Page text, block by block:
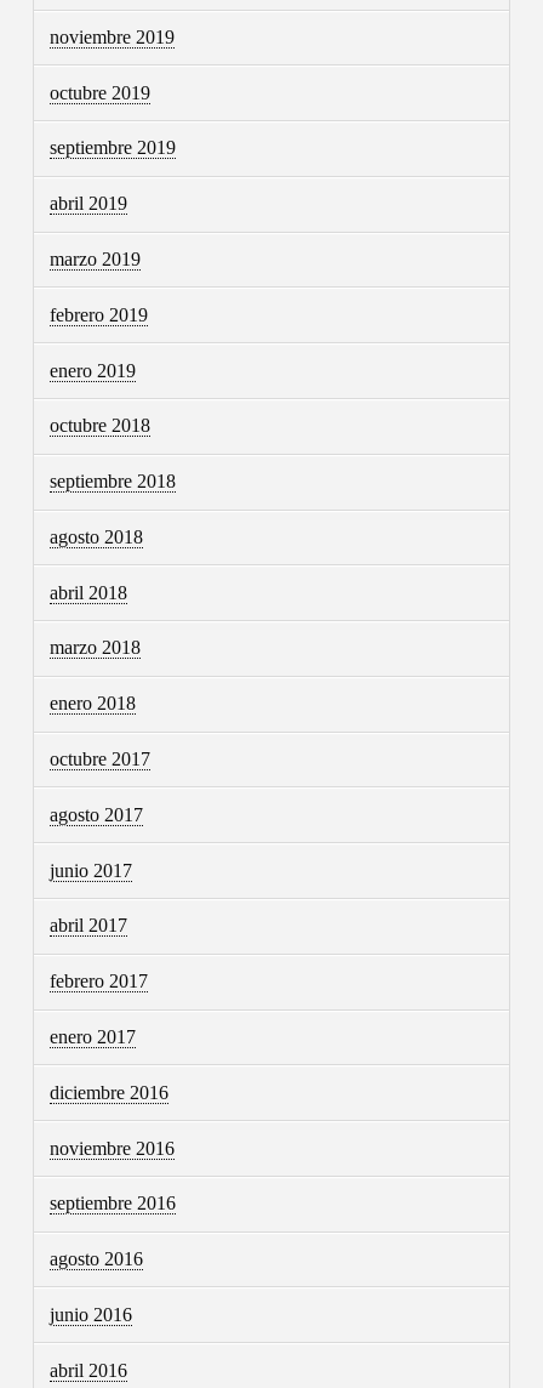
noviembre 2019
octubre 2019
septiembre 2019
abril 2019
marzo 2019
febrero 2019
enero 2019
octubre 2018
septiembre 2018
agosto 2018
abril 2018
marzo 2018
enero 2018
octubre 2017
agosto 2017
junio 2017
abril 2017
febrero 2017
enero 2017
diciembre 2016
noviembre 2016
septiembre 2016
agosto 2016
junio 2016
abril 2016